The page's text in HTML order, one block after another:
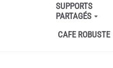
SUPPORTS
PARTAGÉS
CAFE ROBUSTE